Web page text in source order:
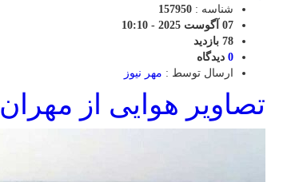
شناسه : 157950
07 آگوست 2025 - 10:10
78 بازدید
0 دیدگاه
ارسال توسط : مهر نیوز
تصاویر هوایی از مهران